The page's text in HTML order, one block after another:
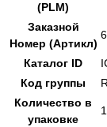
(PLM)
Заказной
Номер (Артикл)
Каталог ID
Код группы
Количество в
упаковке
1